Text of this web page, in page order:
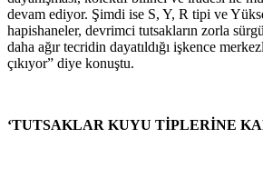
devam ediyor. Şimdi ise S, Y, R tipi ve
hapishaneler, devrimci tutsakların zorla
daha ağır tecridin dayatıldığı işkence
çıkıyor” diye konuştu.
‘TUTSAKLAR KUYU TİPLERİNE